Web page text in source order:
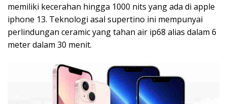
memiliki kecerahan hingga 1000 nits yang ada di apple
iphone 13. Teknologi asal supertino ini mempunyai
perlindungan ceramic yang tahan air ip68 alias dalam 6
meter dalam 30 menit.